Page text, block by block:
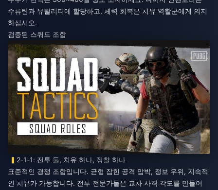
수류탄과 유틸리티에 할당하고, 체력 회복은 치유 역할군에게 의지
하십시오.
검증된 스쿼드 조합
2-1-1: 전투 둘, 치유 하나, 정찰 하나
표준적인 경쟁 조합입니다. 균형 잡힌 공격 압박, 정보 우위, 지속적
인 치유가 가능합니다. 전투 전문가들은 교차 사격 각도를 만들어